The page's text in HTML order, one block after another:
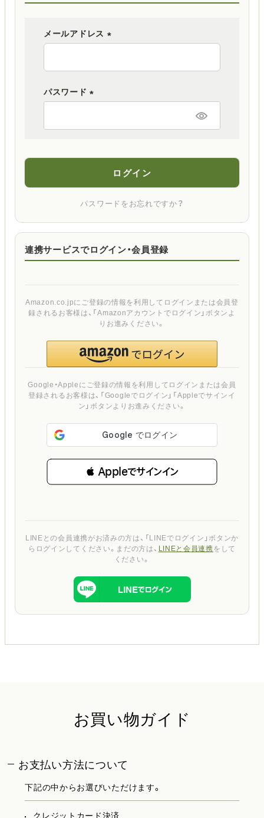
メールアドレス
パスワード
ログイン
パスワードをお忘れですか？
連携サービスでログイン・会員登録
 Appleでサインイン
Google・Appleにご登録の情報を利用してログインまたは会員
登録されるお客様は、「Googleでログイン」「Appleでサインイ
ン」ボタンよりお進みください。
Amazon.co.jpにご登録の情報を利用してログインまたは会員登
録されるお客様は、「Amazonアカウントでログイン」ボタンよ
りお進みください。
LINEとの会員連携がお済みの方は、「LINEでログイン」ボタンか
らログインしてください。まだの方は、 LINEと会員連携をして
ください。
お買い物ガイド
お支払い方法について
下記の中からお選びいただけます。
クレジットカード決済